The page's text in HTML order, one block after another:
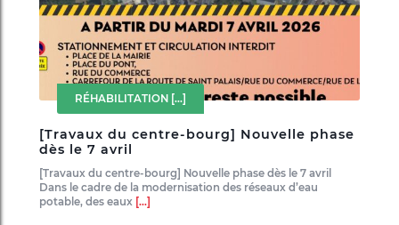
RÉHABILITATION [...]
[Travaux du centre-bourg] Nouvelle phase
dès le 7 avril
[Travaux du centre-bourg] Nouvelle phase dès le 7 avril
Dans le cadre de la modernisation des réseaux d’eau
potable, des eaux [...]